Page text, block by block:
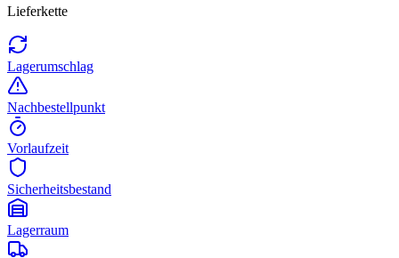
Lieferkette
Lagerumschlag
Nachbestellpunkt
Vorlaufzeit
Sicherheitsbestand
Lagerraum